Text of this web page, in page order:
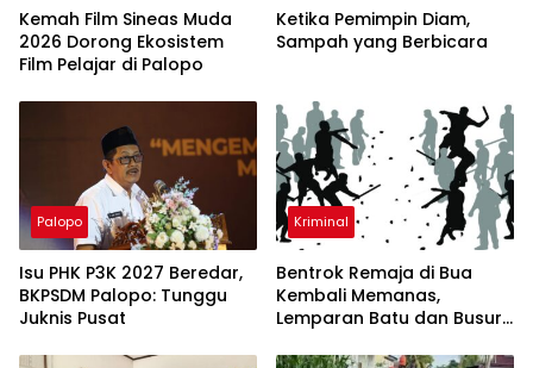
Kemah Film Sineas Muda
2026 Dorong Ekosistem
Film Pelajar di Palopo
Ketika Pemimpin Diam,
Sampah yang Berbicara
Palopo
Isu PHK P3K 2027 Beredar,
BKPSDM Palopo: Tunggu
Juknis Pusat
Kriminal
Bentrok Remaja di Bua
Kembali Memanas,
Lemparan Batu dan Busur